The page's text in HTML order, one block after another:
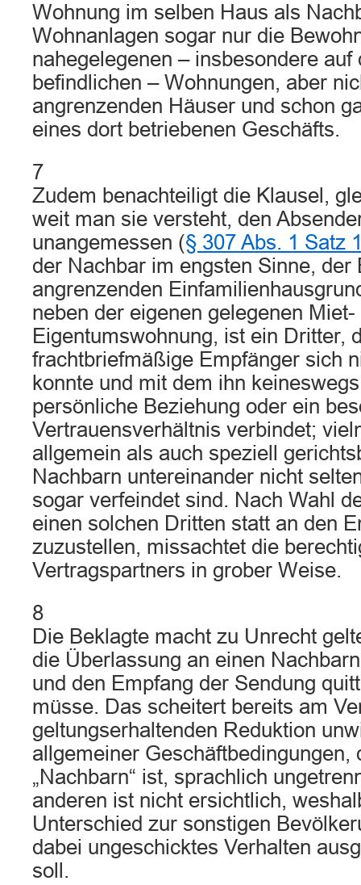
Wohnung im selben Haus als
Wohnanlagen sogar nur die
nahegelegenen – insbesondere auf
befindlichen – Wohnungen, aber
angrenzenden Häuser und schon
eines dort betriebenen Geschäfts.
7
Zudem benachteiligt die Klausel,
weit man sie versteht, den
unangemessen (§ 307 Abs. 1 Satz
der Nachbar im engsten Sinne, der
angrenzenden
neben der eigenen gelegenen Miet-
Eigentumswohnung, ist ein Dritter,
frachtbriefmäßige Empfänger sich
konnte und mit dem ihn
persönliche Beziehung oder ein
Vertrauensverhältnis verbindet;
allgemein als auch speziell
Nachbarn untereinander nicht
sogar verfeindet sind. Nach Wahl
einen solchen Dritten statt an den
zuzustellen, missachtet die
Vertragspartners in grober Weise.
8
Die Beklagte macht zu Unrecht
die Überlassung an einen
und den Empfang der Sendung
müsse. Das scheitert bereits am
geltungserhaltenden Reduktion
allgemeiner Geschäftbedingungen,
„Nachbarn“ ist, sprachlich
anderen ist nicht ersichtlich,
Unterschied zur sonstigen
dabei ungeschicktes Verhalten
soll.